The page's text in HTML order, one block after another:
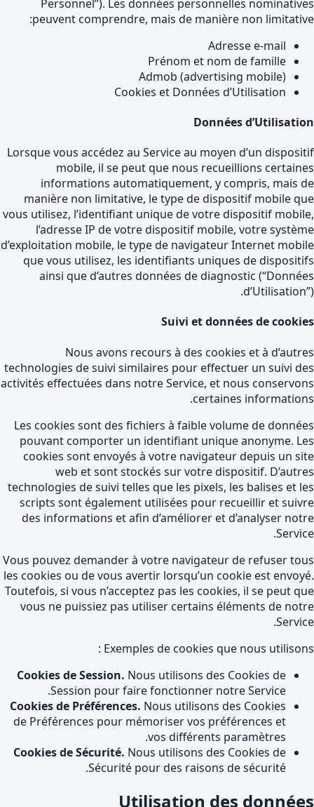
Personnel”). Les données personnelles
peuvent comprendre, mais de manière non
Adresse e-mail
Prénom et nom de famille
Admob (advertising mobile)
Cookies et Données d’Utilisation
Données
Lorsque vous accédez au Service au moyen d’un
mobile, il se peut que nous recueillions
informations automatiquement, y compris, mais
manière non limitative, le type de dispositif mobile
vous utilisez, l’identifiant unique de votre dispositif
l’adresse IP de votre dispositif mobile, votre
d’exploitation mobile, le type de navigateur Internet
que vous utilisez, les identifiants uniques de
ainsi que d’autres données de diagnostic
Suivi et données de
Nous avons recours à des cookies et à
technologies de suivi similaires pour effectuer un suivi
activités effectuées dans notre Service, et nous
certaines
Les cookies sont des fichiers à faible volume de
pouvant comporter un identifiant unique anonyme.
cookies sont envoyés à votre navigateur depuis un
web et sont stockés sur votre dispositif.
technologies de suivi telles que les pixels, les balises et
scripts sont également utilisées pour recueillir et
des informations et afin d’améliorer et d’analyser
Vous pouvez demander à votre navigateur de refuser
les cookies ou de vous avertir lorsqu’un cookie est
Toutefois, si vous n’acceptez pas les cookies, il se peut
vous ne puissiez pas utiliser certains éléments de
Exemples de cookies que nous
Cookies de Session.Nous utilisons des Cookies de
Session pour faire fonctionner notre Service.
Cookies de Préférences.Nous utilisons des Cookies
de Préférences pour mémoriser vos préférences et
vos différents paramètres.
Cookies de Sécurité.Nous utilisons des Cookies de
Sécurité pour des raisons de sécurité.
Utilisation des